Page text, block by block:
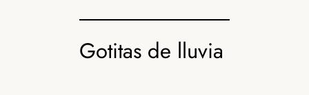
Gotitas de lluvia